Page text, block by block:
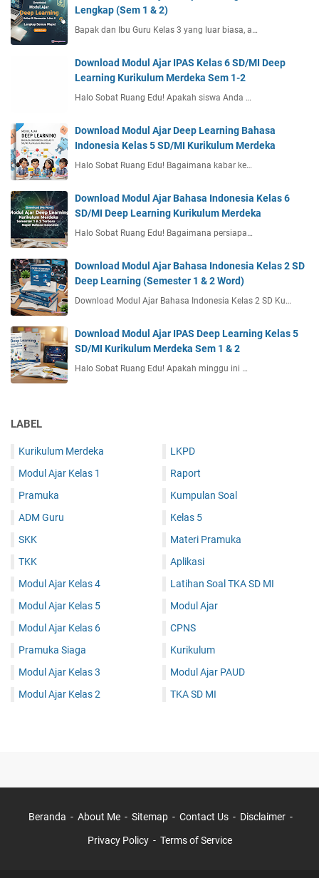
Lengkap (Sem 1 & 2)
Bapak dan Ibu Guru Kelas 3 yang luar biasa, a…
Download Modul Ajar IPAS Kelas 6 SD/MI Deep
Learning Kurikulum Merdeka Sem 1-2
Halo Sobat Ruang Edu! Apakah siswa Anda …
Download Modul Ajar Deep Learning Bahasa
Indonesia Kelas 5 SD/MI Kurikulum Merdeka
Halo Sobat Ruang Edu! Bagaimana kabar ke…
Download Modul Ajar Bahasa Indonesia Kelas 6
SD/MI Deep Learning Kurikulum Merdeka
Halo Sobat Ruang Edu! Bagaimana persiapa…
Download Modul Ajar Bahasa Indonesia Kelas 2 SD
Deep Learning (Semester 1 & 2 Word)
Download Modul Ajar Bahasa Indonesia Kelas 2 SD Ku…
Download Modul Ajar IPAS Deep Learning Kelas 5
SD/MI Kurikulum Merdeka Sem 1 & 2
Halo Sobat Ruang Edu! Apakah minggu ini …
LABEL
Kurikulum Merdeka
Modul Ajar Kelas 1
Pramuka
ADM Guru
SKK
TKK
Modul Ajar Kelas 4
Modul Ajar Kelas 5
Modul Ajar Kelas 6
Pramuka Siaga
Modul Ajar Kelas 3
Modul Ajar Kelas 2
LKPD
Raport
Kumpulan Soal
Kelas 5
Materi Pramuka
Aplikasi
Latihan Soal TKA SD MI
Modul Ajar
CPNS
Kurikulum
Modul Ajar PAUD
TKA SD MI
Beranda About Me Sitemap Contact Us Disclaimer
Privacy Policy Terms of Service